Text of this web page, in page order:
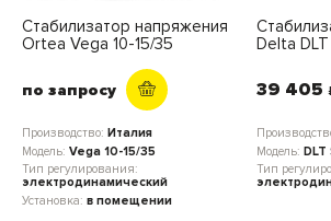
Стабилизатор напряжения
Ortea Vega 10-15/35
по запросу
Производство: Италия
Модель: Vega 10-15/35
Тип регулирования:
электродинамический
Установка: в помещении
Delta DLT
39 405
Модель: DLT
Тип